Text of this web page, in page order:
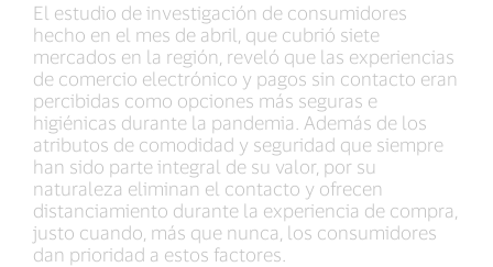
El estudio de investigación de consumidores
hecho en el mes de abril, que cubrió siete
mercados en la región, reveló que las experiencias
de comercio electrónico y pagos sin contacto eran
percibidas como opciones más seguras e
higiénicas durante la pandemia. Además de los
atributos de comodidad y seguridad que siempre
han sido parte integral de su valor, por su
naturaleza eliminan el contacto y ofrecen
distanciamiento durante la experiencia de compra,
justo cuando, más que nunca, los consumidores
dan prioridad a estos factores.